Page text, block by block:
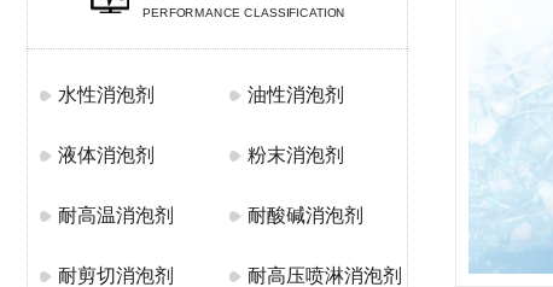
PERFORMANCE CLASSIFICATION
水性消泡剂 油性消泡剂
液体消泡剂 粉末消泡剂
耐高温消泡剂 耐酸碱消泡剂
耐剪切消泡剂 耐高压喷淋消泡剂